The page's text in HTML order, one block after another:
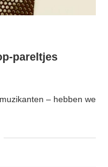
pareltjes
– hebben we